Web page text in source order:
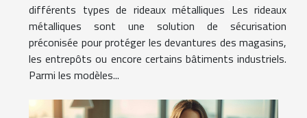
différents types de rideaux métalliques Les rideaux
métalliques sont une solution de sécurisation
préconisée pour protéger les devantures des magasins,
les entrepôts ou encore certains bâtiments industriels.
Parmi les modèles...